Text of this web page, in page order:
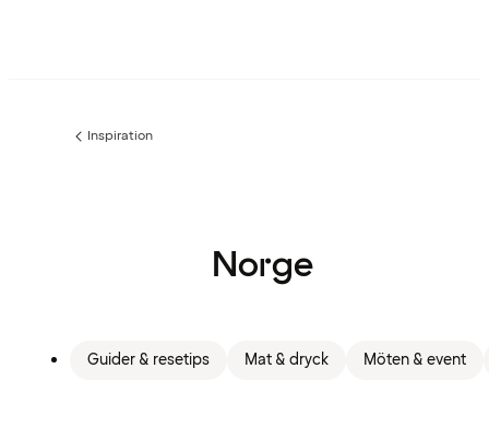
Föregående
Inspiration
Norge
Guider & resetips Mat & dryck Möten & event